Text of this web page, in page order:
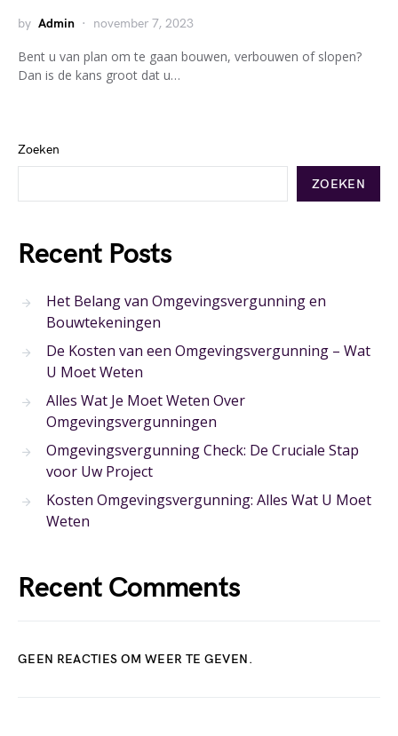
by Admin november 7, 2023
Bent u van plan om te gaan bouwen, verbouwen of slopen?
Dan is de kans groot dat u…
Zoeken
ZOEKEN
Recent Posts
Het Belang van Omgevingsvergunning en
Bouwtekeningen
De Kosten van een Omgevingsvergunning – Wat
U Moet Weten
Alles Wat Je Moet Weten Over
Omgevingsvergunningen
Omgevingsvergunning Check: De Cruciale Stap
voor Uw Project
Kosten Omgevingsvergunning: Alles Wat U Moet
Weten
Recent Comments
GEEN REACTIES OM WEER TE GEVEN.